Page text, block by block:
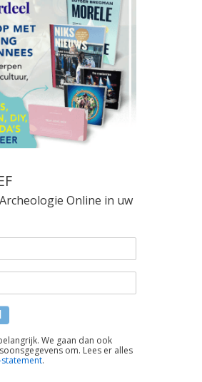
Online in uw
We gaan dan ook
om. Lees er alles
.